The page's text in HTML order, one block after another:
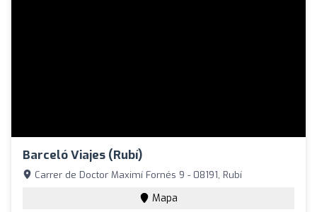
Barceló Viajes (Rubí)
Carrer de Doctor Maximí Fornés 9 - 08191, Rubí
Mapa